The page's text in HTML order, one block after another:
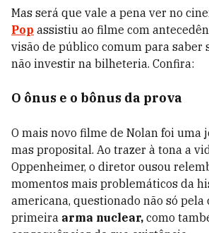
Mas será que vale a pena ver no
Pop assistiu ao filme com
visão de público comum para saber
não investir na bilheteria. Confira:
O ônus e o bônus da prova
O mais novo filme de Nolan foi uma
mas proposital. Ao trazer à tona a
Oppenheimer, o diretor ousou
momentos mais problemáticos da
americana, questionado não só pela
primeira arma nuclear, como